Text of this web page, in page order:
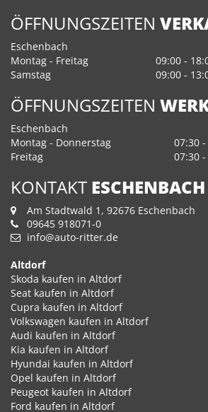
ÖFFNUNGSZEITEN
Eschenbach
Montag - Freitag
09:00 -
Samstag
09:00 -
ÖFFNUNGSZEITEN
Eschenbach
Montag - Donnerstag
07:30
Freitag
07:30
KONTAKT ESCHENBACH
Am Stadtwald 1, 92676 Eschenbach
09645 918071-0
info@auto-ritter.de
Altdorf
Skoda kaufen in Altdorf
Seat kaufen in Altdorf
Cupra kaufen in Altdorf
Volkswagen kaufen in Altdorf
Audi kaufen in Altdorf
Kia kaufen in Altdorf
Hyundai kaufen in Altdorf
Opel kaufen in Altdorf
Peugeot kaufen in Altdorf
Ford kaufen in Altdorf